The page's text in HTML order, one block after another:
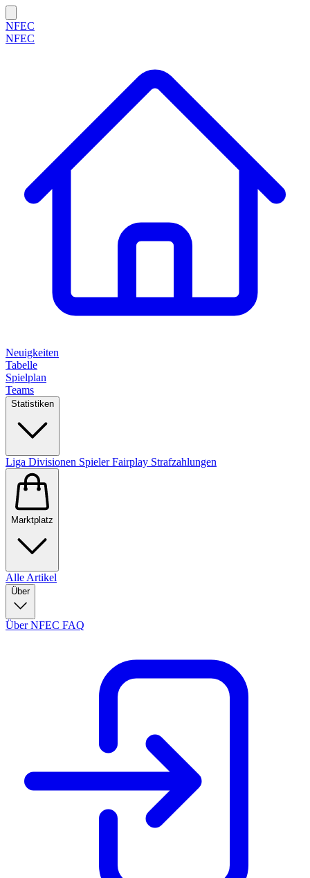
NFEC
NFEC
Neuigkeiten
Tabelle
Spielplan
Teams
Statistiken
Liga Divisionen SpielerFairplay Strafzahlungen
Marktplatz
Alle Artikel
Über
Über NFEC FAQ